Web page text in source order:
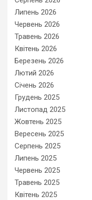
Липень 2026
Червень 2026
Травень 2026
Квітень 2026
Березень 2026
Лютий 2026
Січень 2026
Грудень 2025
Листопад 2025
Жовтень 2025
Вересень 2025
Серпень 2025
Липень 2025
Червень 2025
Травень 2025
Квітень 2025